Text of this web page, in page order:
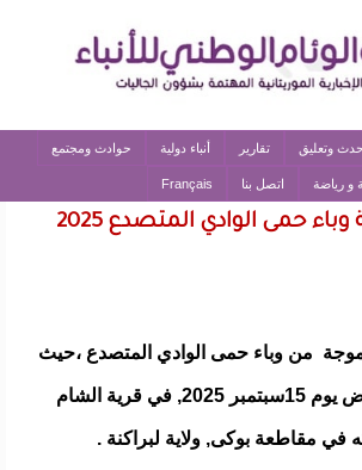
حدث وتعليق تقارير أنباء دولية حوادث ومجتمع
و رياضة اتصل بنا Français
حمى الوادي المتصدع 2025
،موجة من وباء حمى الوادي المتصدع ،حيث
سجلت اول بؤرة للمرض يوم 15سبتمبر 2025, في قرية الشام
في مقاطعة بوكى, ولاية لبراكنة .